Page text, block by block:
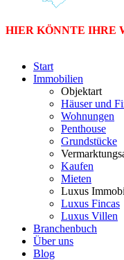
HIER KÖNNTE IHRE
Start
Immobilien
Objektart
Häuser und
Wohnungen
Penthouse
Grundstücke
Kaufen
Mieten
Luxus
Luxus Fincas
Luxus Villen
Branchenbuch
Über uns
Blog